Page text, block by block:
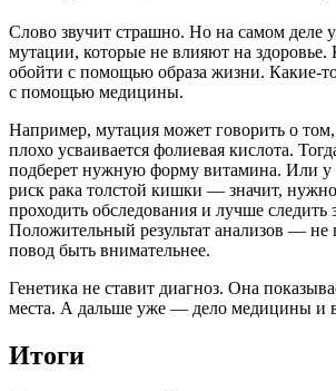
Слово звучит страшно. Но на самом деле
мутации, которые не влияют на
обойти с помощью образа жизни. Какие-
с помощью медицины.
Например, мутация может говорить о том,
плохо усваивается фолиевая кислота.
подберет нужную форму витамина. Или у
риск рака толстой кишки — значит,
проходить обследования и лучше следить
Положительный результат анализов — не
повод быть внимательнее.
Генетика не ставит диагноз. Она
места. А дальше уже — дело медицины и
Итоги